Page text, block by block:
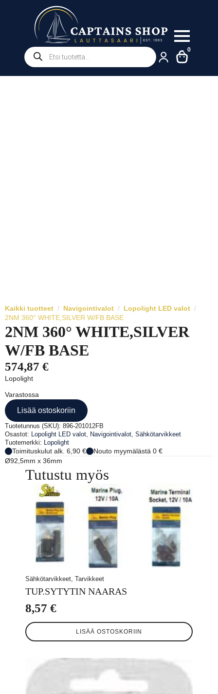
Products
search
0
Kaikki tuotteet Navigointivalot
Lopolight LED valot
2NM 360° WHITE,SILVER W/FB BASE
2NM 360° WHITE,SILVER
W/FB BASE
574,87 €
Lopolight
Varastossa
Lisää ostoskoriin
Tuotetunnus (SKU): 896-201012FB
Osastot:
Lopolight LED valot Navigointivalot Sähkötarvikkeet
Tuotemerkki:
Lopolight
Toimituskulut alk. 6,90 €
Nouto myymälästä 0 €
Ø92,5mm x 36mm
Tutustu myös
Sähkötarvikkeet, Tarvikkeet
TUP.SYTYTIN NAARAS
8,57 €
LISÄÄ OSTOSKORIIN